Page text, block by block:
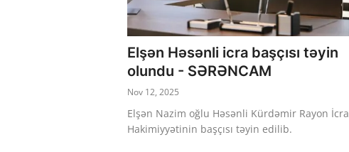
Elşən Həsənli icra başçısı təyin
olundu - SƏRƏNCAM
Nov 12, 2025
Elşən Nazim oğlu Həsənli Kürdəmir Rayon İcra
Hakimiyyətinin başçısı təyin edilib.